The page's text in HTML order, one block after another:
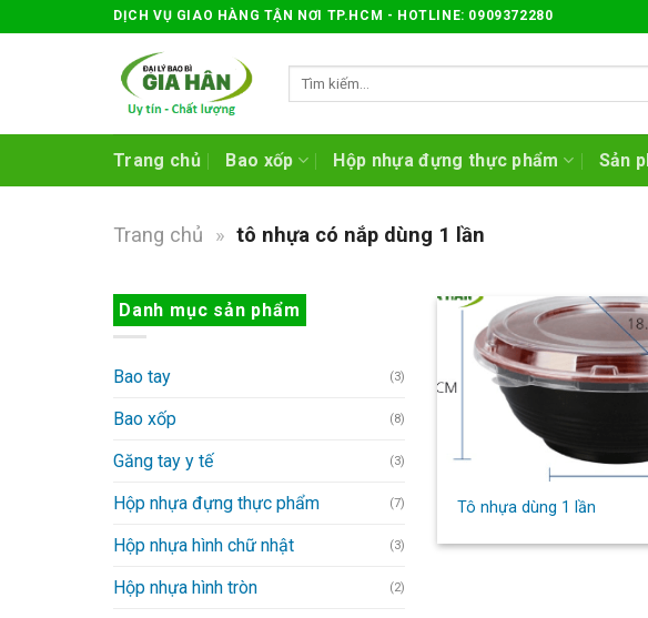
to
DỊCH VỤ GIAO HÀNG TẬN NƠI TP.HCM - HOTLINE: 0909372280
Tìm
Trang chủ Bao xốp Hộp nhựa đựng thực phẩm Sản
Trang chủ » tô nhựa có nắp dùng 1 lần
Danh mục sản phẩm
Bao tay (3)
Bao xốp (8)
Găng tay y tế (3)
Hộp nhựa đựng thực phẩm (7)
Hộp nhựa hình chữ nhật (3)
Hộp nhựa hình tròn (2)
Tô nhựa dùng 1 lần